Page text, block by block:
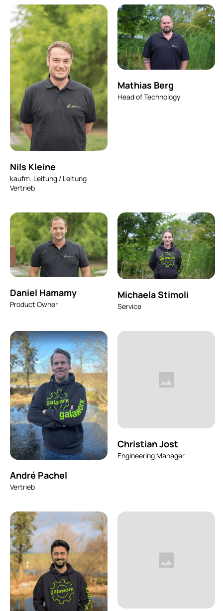
Nils Kleine
kaufm. Leitung / Leitung
Vertrieb
Mathias Berg
Head of Technology
Daniel Hamamy
Product Owner
Michaela Stimoli
Service
André Pachel
Vertrieb
Christian Jost
Engineering Manager